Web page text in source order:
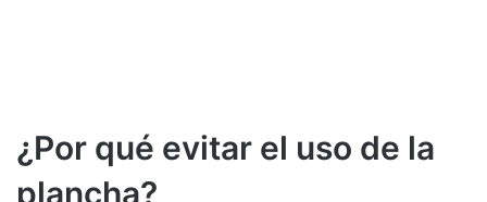
¿Por qué evitar el uso de la
plancha?